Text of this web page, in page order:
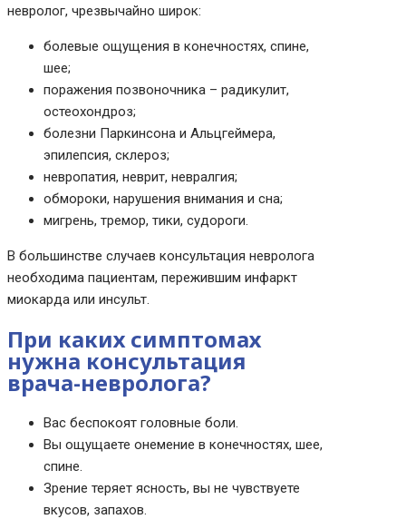
невролог, чрезвычайно широк:
болевые ощущения в конечностях, спине,
шее;
поражения позвоночника – радикулит,
остеохондроз;
болезни Паркинсона и Альцгеймера,
эпилепсия, склероз;
невропатия, неврит, невралгия;
обмороки, нарушения внимания и сна;
мигрень, тремор, тики, судороги.
В большинстве случаев консультация невролога
необходима пациентам, пережившим инфаркт
миокарда или инсульт.
При каких симптомах
нужна консультация
врача-невролога?
Вас беспокоят головные боли.
Вы ощущаете онемение в конечностях, шее,
спине.
Зрение теряет ясность, вы не чувствуете
вкусов, запахов.